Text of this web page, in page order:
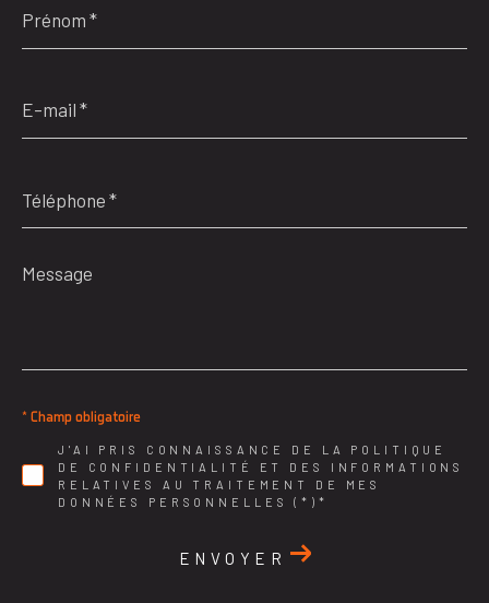
*
mail
*
*
Message
*
J'AI PRIS CONNAISSANCE DE LA POLITIQUE
DE CONFIDENTIALITÉ ET DES INFORMATIONS
RELATIVES AU TRAITEMENT DE MES
DONNÉES PERSONNELLES (*)*
* Champ obligatoire
ENVOYER